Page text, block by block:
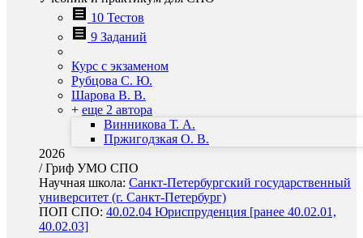
10 Тестов
9 Заданий
Курс с экзаменом
Рубцова С. Ю.
Шарова В. В.
+ еще 2 автора
Винникова Т. А.
Пржигодзкая О. В.
2026
/Гриф УМО СПО
Научная школа: Санкт-Петербургский государственный
университет (г. Санкт-Петербург)
ПОП СПО: 40.02.04 Юриспруденция [ранее 40.02.01,
40.02.03]